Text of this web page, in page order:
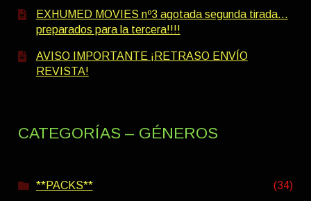
EXHUMED MOVIES nº3 agotada segunda tirada…
preparados para la tercera!!!!
AVISO IMPORTANTE ¡RETRASO ENVÍO
REVISTA!
CATEGORÍAS – GÉNEROS
**PACKS** (34)